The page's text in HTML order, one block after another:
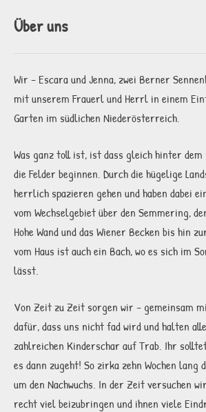
Über uns
Wir – Escara und Jenna, zwei Berner
mit unserem Frauerl und Herrl in einem
Garten im südlichen Niederösterreich.
Was ganz toll ist, ist dass gleich hinter dem
die Felder beginnen. Durch die hügelige
herrlich spazieren gehen und haben dabei
vom Wechselgebiet über den Semmering,
Hohe Wand und das Wiener Becken bis hin
vom Haus ist auch ein Bach, wo es sich im
lässt.
Von Zeit zu Zeit sorgen wir – gemeinsam
dafür, dass uns nicht fad wird und halten
zahlreichen Kinderschar auf Trab. Ihr
es dann zugeht! So zirka zehn Wochen lang
um den Nachwuchs. In der Zeit versuchen
recht viel beizubringen und ihnen viele